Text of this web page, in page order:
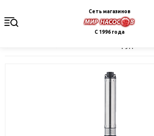
Сеть магазинов
С 1996 года